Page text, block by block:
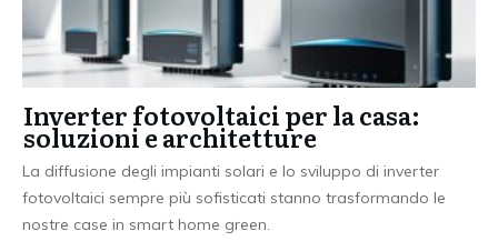
Inverter fotovoltaici per la casa:
soluzioni e architetture
La diffusione degli impianti solari e lo sviluppo di inverter
fotovoltaici sempre più sofisticati stanno trasformando le
nostre case in smart home green.